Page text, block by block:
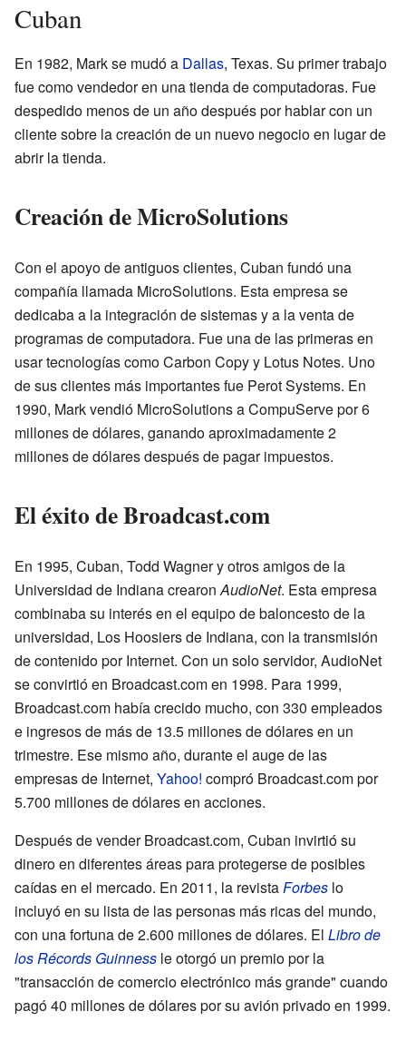
Cuban
En 1982, Mark se mudó a Dallas, Texas. Su primer trabajo
fue como vendedor en una tienda de computadoras. Fue
despedido menos de un año después por hablar con un
cliente sobre la creación de un nuevo negocio en lugar de
abrir la tienda.
Creación de MicroSolutions
Con el apoyo de antiguos clientes, Cuban fundó una
compañía llamada MicroSolutions. Esta empresa se
dedicaba a la integración de sistemas y a la venta de
programas de computadora. Fue una de las primeras en
usar tecnologías como Carbon Copy y Lotus Notes. Uno
de sus clientes más importantes fue Perot Systems. En
1990, Mark vendió MicroSolutions a CompuServe por 6
millones de dólares, ganando aproximadamente 2
millones de dólares después de pagar impuestos.
El éxito de Broadcast.com
En 1995, Cuban, Todd Wagner y otros amigos de la
Universidad de Indiana crearonAudioNet. Esta empresa
combinaba su interés en el equipo de baloncesto de la
universidad, Los Hoosiers de Indiana, con la transmisión
de contenido por Internet. Con un solo servidor, AudioNet
se convirtió en Broadcast.com en 1998. Para 1999,
Broadcast.com había crecido mucho, con 330 empleados
e ingresos de más de 13.5 millones de dólares en un
trimestre. Ese mismo año, durante el auge de las
empresas de Internet, Yahoo! compró Broadcast.com por
5.700 millones de dólares en acciones.
Después de vender Broadcast.com, Cuban invirtió su
dinero en diferentes áreas para protegerse de posibles
caídas en el mercado. En 2011, la revistaForbes lo
incluyó en su lista de las personas más ricas del mundo,
con una fortuna de 2.600 millones de dólares. El Libro de
los Récords Guinness le otorgó un premio por la
"transacción de comercio electrónico más grande" cuando
pagó 40 millones de dólares por su avión privado en 1999.